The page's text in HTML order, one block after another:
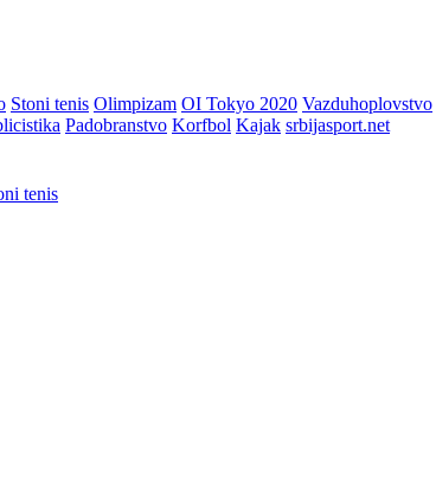
Stoni tenis Olimpizam OI Tokyo 2020 Vazduhoplovstvo
Padobranstvo Korfbol Kajak srbijasport.net
tenis